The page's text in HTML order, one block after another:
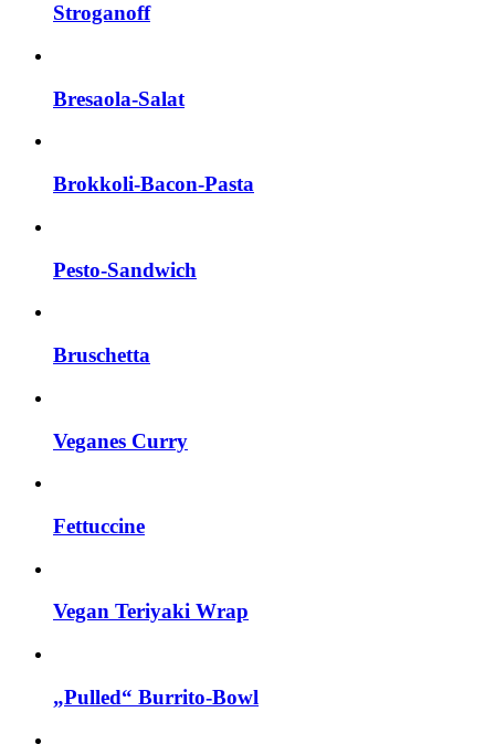
Stroganoff
Bresaola-Salat
Brokkoli-Bacon-Pasta
Pesto-Sandwich
Bruschetta
Veganes Curry
Fettuccine
Vegan Teriyaki Wrap
„Pulled“ Burrito-Bowl